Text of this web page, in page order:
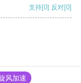
支持[0] 反对[0]
风加速